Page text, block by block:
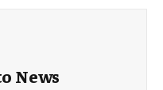
News